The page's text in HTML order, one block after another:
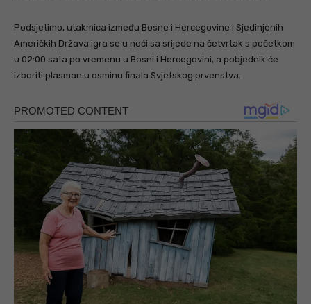
Podsjetimo, utakmica između Bosne i Hercegovine i Sjedinjenih
Američkih Država igra se u noći sa srijede na četvrtak s početkom
u 02:00 sata po vremenu u Bosni i Hercegovini, a pobjednik će
izboriti plasman u osminu finala Svjetskog prvenstva.